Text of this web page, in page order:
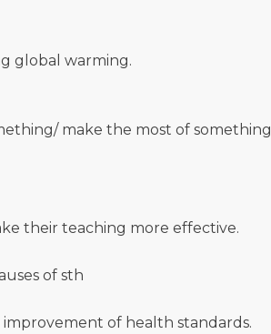
global warming.
make the most of something
their teaching more effective.
of sth
of health standards.